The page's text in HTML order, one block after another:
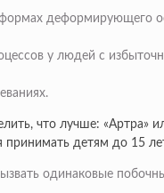
деформирующего
у людей с
что лучше: «Артра»
принимать детям до 15
одинаковые